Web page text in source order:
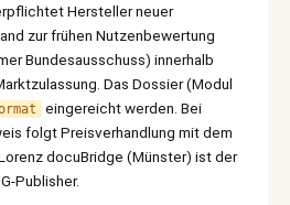
Hersteller neuer
zur frühen Nutzenbewertung
Bundesausschuss) innerhalb
Das Dossier (Modul
eingereicht werden. Bei
folgt Preisverhandlung mit dem
docuBridge (Münster) ist der
Publisher.